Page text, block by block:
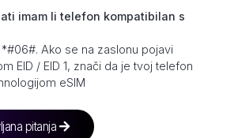
imam li telefon kompatibilan s
Ako se na zaslonu pojavi
EID / EID 1, znači da je tvoj telefon
eSIM
pitanja